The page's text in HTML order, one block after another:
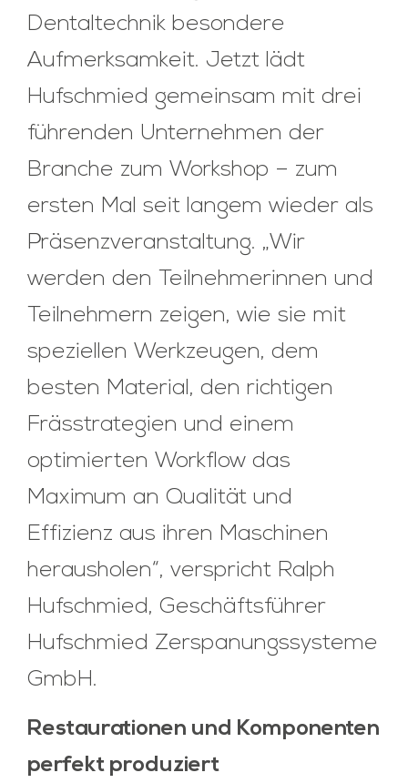
Dentaltechnik besondere
Aufmerksamkeit. Jetzt lädt
Hufschmied gemeinsam mit drei
führenden Unternehmen der
Branche zum Workshop – zum
ersten Mal seit langem wieder als
Präsenzveranstaltung. „Wir
werden den Teilnehmerinnen und
Teilnehmern zeigen, wie sie mit
speziellen Werkzeugen, dem
besten Material, den richtigen
Frässtrategien und einem
optimierten Workflow das
Maximum an Qualität und
Effizienz aus ihren Maschinen
herausholen“, verspricht Ralph
Hufschmied, Geschäftsführer
Hufschmied Zerspanungssysteme
GmbH.
Restaurationen und Komponenten
perfekt produziert